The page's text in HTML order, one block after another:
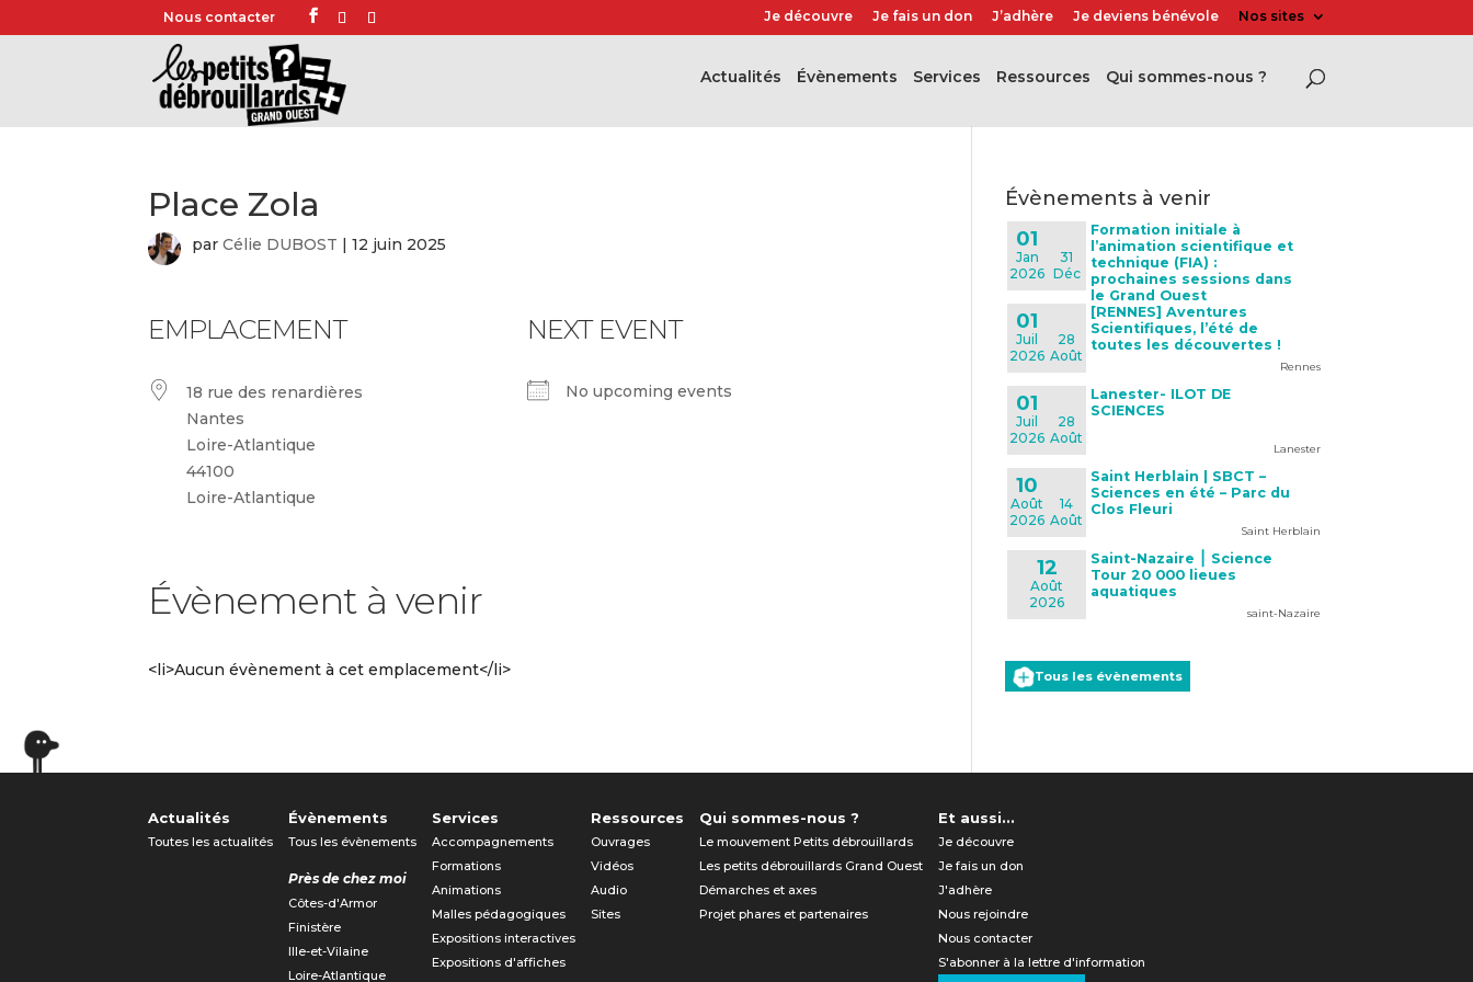
Nous contacter Je découvre Je fais un don J’adhère Je deviens bénévole Nos sites
Actualités évènements Services Ressources Qui sommes-nous ?
Place Zola
par Célie DUBOST | 12 juin 2025
EMPLACEMENT
18 rue des renardières
Nantes
Loire-Atlantique
44100
Loire-Atlantique
NEXT EVENT
No upcoming events
Évènement à venir
<li>Aucun évènement à cet emplacement</li>
évènements à venir
01
Jan
2026
31
Déc
Formation initiale à
l’animation scientifique et
technique (FIA) :
prochaines sessions dans
le Grand Ouest
01
Juil
2026
28
Août
[RENNES] Aventures
Scientifiques, l’été de
toutes les découvertes !
Rennes
01
Juil
2026
28
Août
Lanester- ILOT DE
SCIENCES
Lanester
10
Août
2026
14
Août
Saint Herblain | SBCT –
Sciences en été – Parc du
Clos Fleuri
Saint Herblain
12
Août
2026
Saint-Nazaire ⎮ Science
Tour 20 000 lieues
aquatiques
saint-Nazaire
Tous les évènements
Actualités
Toutes les actualités
Évènements
Tous les évènements
Près de chez moi
Côtes-d'Armor
Finistère
Ille-et-Vilaine
Loire-Atlantique
Services
Accompagnements
Formations
Animations
Malles pédagogiques
Expositions interactives
Expositions d'affiches
Ressources
Ouvrages
Vidéos
Audio
Sites
Qui sommes-nous ?
Le mouvement Petits débrouillards
Les petits débrouillards Grand Ouest
Démarches et axes
Projet phares et partenaires
Et aussi...
Je découvre
Je fais un don
J'adhère
Nous rejoindre
Nous contacter
S'abonner à la lettre d'information